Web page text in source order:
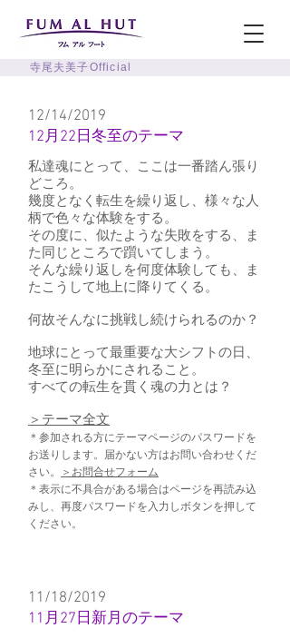
寺尾夫美子Official
12/14/2019
12月22日冬至のテーマ
私達魂にとって、ここは一番踏ん張り
どころ。
幾度となく転生を繰り返し、様々な人
柄で色々な体験をする。
その度に、似たような失敗をする、ま
た同じところで躓いてしまう。
そんな繰り返しを何度体験しても、ま
たこうして地上に降りてくる。
何故そんなに挑戦し続けられるのか？
地球にとって最重要な大シフトの日、
冬至に明らかにされること。
すべての転生を貫く魂の力とは？
​＞テーマ全文
＊参加される方にテーマページのパスワードを
お送りします。届かない方はお問い合わせくだ
さい。
＞お問合せフォーム
＊表示に不具合がある場合はページを再読み込
みし、再度パスワードを入力しボタンを押して
ください。
11/18/2019
11月27日新月のテーマ